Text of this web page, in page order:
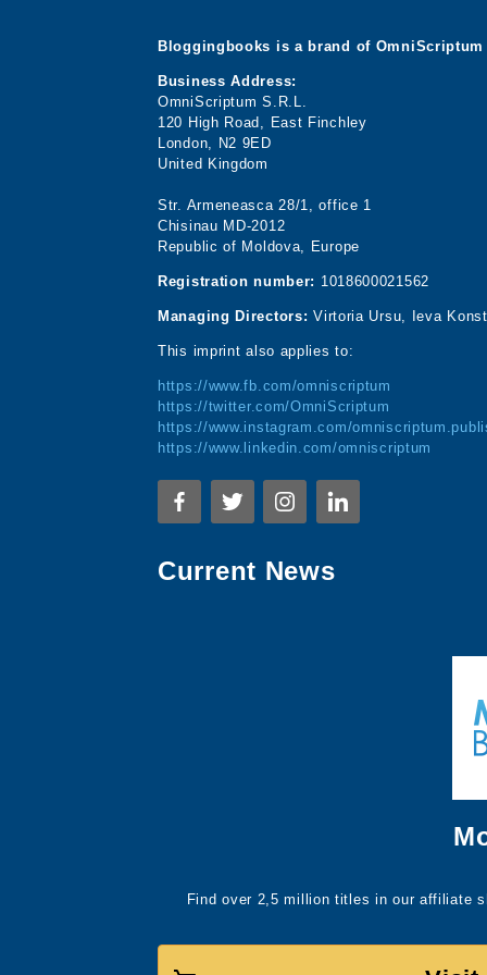
Bloggingbooks is a brand of OmniScriptum
Business Address:
OmniScriptum S.R.L.
120 High Road, East Finchley
London, N2 9ED
United Kingdom
Str. Armeneasca 28/1, office 1
Chisinau MD-2012
Republic of Moldova, Europe
Registration number: 1018600021562
Managing Directors: Virtoria Ursu, Ieva
This imprint also applies to:
https://www.fb.com/omniscriptum
https://twitter.com/OmniScriptum
https://www.instagram.com/
https://www.linkedin.com/omniscriptum
Current News
Find over 2,5 million titles in our affiliate